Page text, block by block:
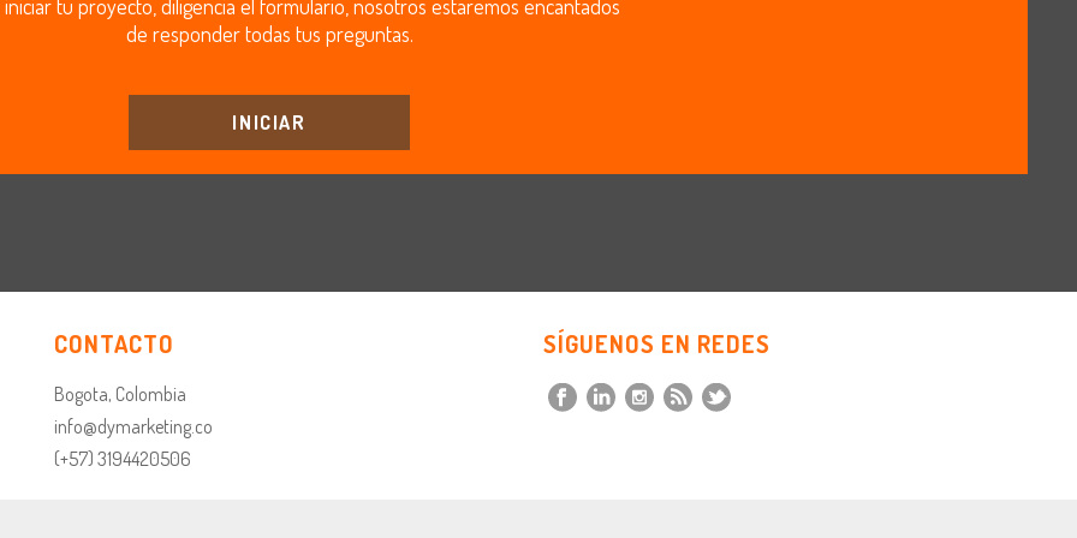
tu proyecto, diligencia el formulario, nosotros estaremos encantados
de responder todas tus preguntas.
INICIAR
CONTACTO
Bogota, Colombia
info@dymarketing.co
(+57) 3194420506
SÍGUENOS EN REDES